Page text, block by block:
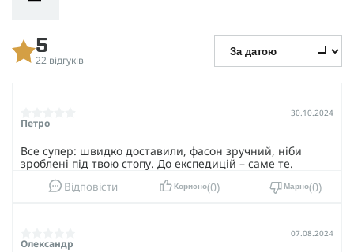
туризму.
оздоблення верху взуття, не відбивають світло та таким
чином роблять ці черевики ідеальними для тактичного
інвестиція у ваш комфорт та безпеку. З ним ви будете
готові до будь-яких викликів на будь-якій поверхні, якими б
5
22 відгуків
Петро
30.10.2024
Все супер: швидко доставили, фасон зручний, ніби
зроблені під твою стопу. До експедицій – саме те.
Відповісти Корисно 0 Марно 0
Олександр
07.08.2024